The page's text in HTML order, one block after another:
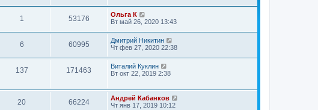
1 53176
Ольга К
Вт май 26, 2020 13:43
6 60995
Дмитрий Никитин
Чт фев 27, 2020 22:38
137 171463
Виталий Куклин
Вт окт 22, 2019 2:38
20 66224
Андрей Кабанков
Чт янв 17, 2019 10:12